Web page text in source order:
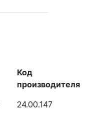
Код
производителя
24.00.147